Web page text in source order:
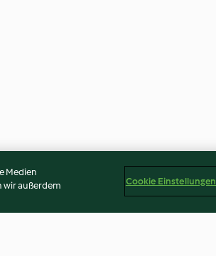
Medien
wir außerdem
Cookie Einstellungen